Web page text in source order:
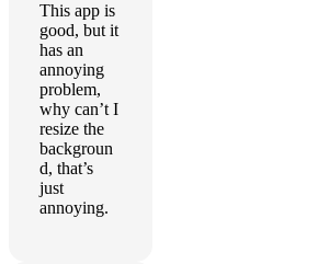
This app is
good, but it
has an
annoying
problem,
why can’t I
resize the
backgroun
d, that’s
just
annoying.